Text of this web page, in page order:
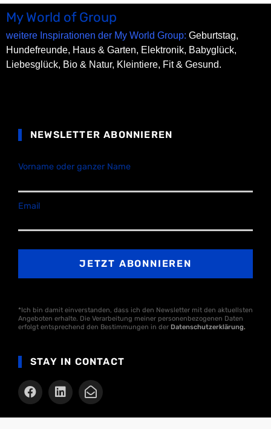
My World of Group
weitere Inspirationen der My World Group: Geburtstag,
Hundefreunde, Haus & Garten, Elektronik, Babyglück,
Liebesglück, Bio & Natur, Kleintiere, Fit & Gesund.
STAY IN CONTACT
NEWSLETTER ABONNIEREN
Vorname oder ganzer Name
Email
*Ich bin damit einverstanden, dass ich den Newsletter mit den aktuellsten
Angeboten erhalte. Die Verarbeitung meiner personenbezogenen Daten
erfolgt entsprechend den Bestimmungen in der Datenschutzerklärung.